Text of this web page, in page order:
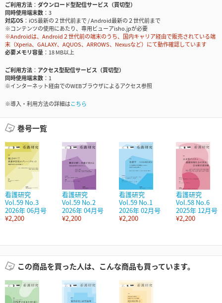
ご利用方法
ダウンロード型配信サービス（買切型）
同時使用端末数
3
対応OS
iOS最新の２世代前まで / Android最新の２世代前まで
※コンテンツの使用にあたり、専用ビューアisho.jpが必要
※Androidは、Android２世代前の端末のうち、国内キャリア経由で販売されている端
末（Xperia、GALAXY、AQUOS、ARROWS、Nexusなど）にて動作確認しています
必要メモリ容量
18 MB以上
ご利用方法
アクセス型配信サービス（買切型）
同時使用端末数
1
※インターネット経由でのWEBブラウザによるアクセス参照
※導入・利用方法の詳細はこちら
巻号一覧
看護研究
Vol.59 No.3
2026年 06月号
¥2,200
看護研究
Vol.59 No.2
2026年 04月号
¥2,200
看護研究
Vol.59 No.1
2026年 02月号
¥2,200
看護研究
Vol.58 No.6
2025年 12月号
¥2,200
この商品を買った人は、こんな商品も買っています。